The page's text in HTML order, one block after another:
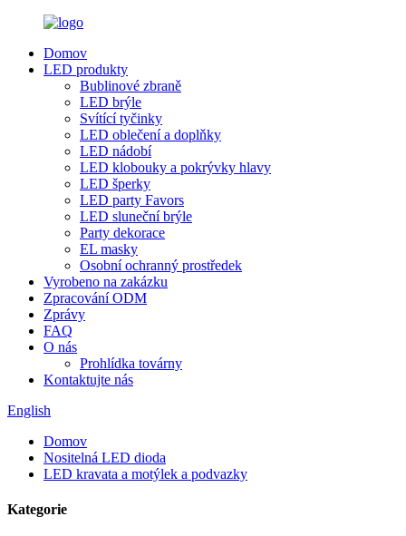
Domov
LED produkty
Bublinové zbraně
LED brýle
Svítící tyčinky
LED oblečení a doplňky
LED nádobí
LED klobouky a pokrývky hlavy
LED šperky
LED party Favors
LED sluneční brýle
Party dekorace
EL masky
Osobní ochranný prostředek
Vyrobeno na zakázku
Zpracování ODM
Zprávy
FAQ
O nás
Prohlídka továrny
Kontaktujte nás
English
Domov
Nositelná LED dioda
LED kravata a motýlek a podvazky
Kategorie